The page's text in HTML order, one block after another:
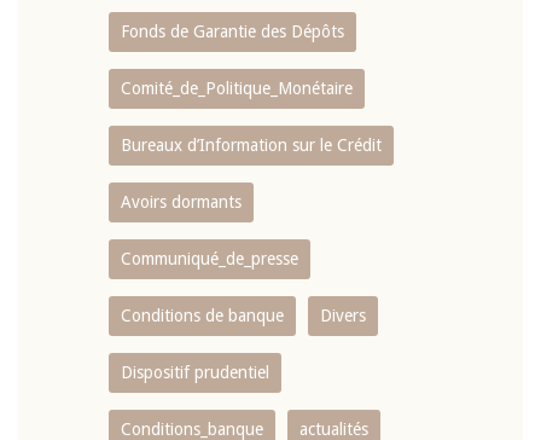
Fonds de Garantie des Dépôts
Comité_de_Politique_Monétaire
Bureaux d’Information sur le Crédit
Avoirs dormants
Communiqué_de_presse
Conditions de banque Divers
Dispositif prudentiel
Conditions_banque actualités